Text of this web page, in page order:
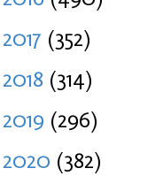
2017 (352)
2018 (314)
2019 (296)
2020 (382)